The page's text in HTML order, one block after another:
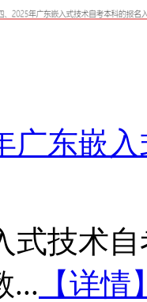
广东嵌
式技术
... 【详情